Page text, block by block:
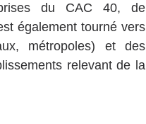
du CAC 40, de
également tourné vers
métropoles) et des
relevant de la